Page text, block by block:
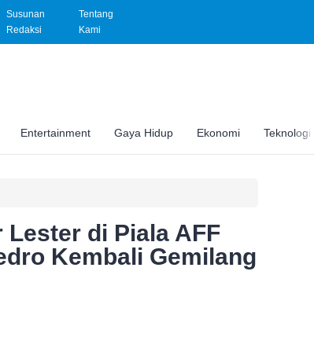
Susunan
Redaksi
Tentang
Kami
Entertainment Gaya Hidup Ekonomi Teknologi
di Piala AFF
Kembali Gemilang